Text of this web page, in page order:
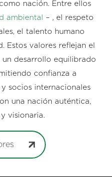
nación. Entre ellos
ambiental
– , el respeto
el talento humano
Estos valores reflejan el
desarrollo equilibrado
confianza a
socios internacionales
una nación auténtica,
visionaria.